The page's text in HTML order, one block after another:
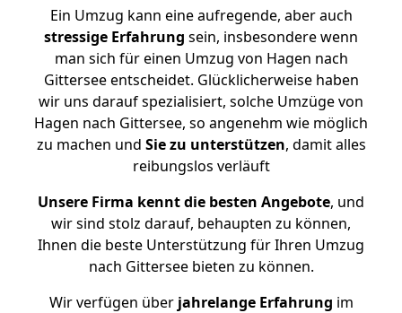
Ein Umzug kann eine aufregende, aber auch
stressige Erfahrung sein, insbesondere wenn
man sich für einen Umzug von Hagen nach
Gittersee entscheidet. Glücklicherweise haben
wir uns darauf spezialisiert, solche Umzüge von
Hagen nach Gittersee, so angenehm wie möglich
zu machen und Sie zu unterstützen, damit alles
reibungslos verläuft
Unsere Firma kennt die besten Angebote, und
wir sind stolz darauf, behaupten zu können,
Ihnen die beste Unterstützung für Ihren Umzug
nach Gittersee bieten zu können.
Wir verfügen überjahrelange Erfahrung im